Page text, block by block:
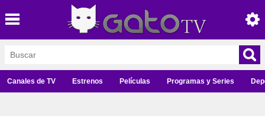
Canales de TV Estrenos Películas Programas y Series